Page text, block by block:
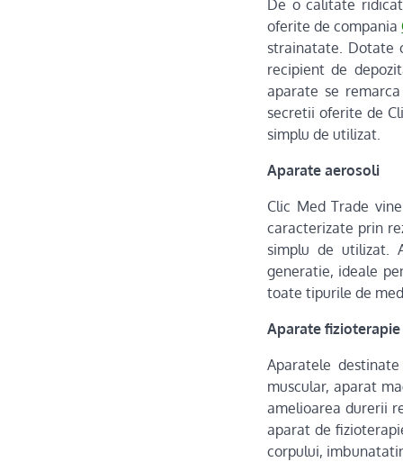
De o calitate
oferite de compania
strainatate. Dotate
recipient de
aparate se
secretii oferite de
simplu de utilizat.
Aparate aerosoli
Clic Med Trade
caracterizate prin
simplu de utilizat.
generatie, ideale
toate tipurile de
Aparate fizioterapie
Aparatele
muscular, aparat
amelioarea durerii
aparat de
corpului,